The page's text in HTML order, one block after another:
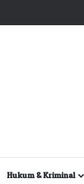
Hukum & Kriminal